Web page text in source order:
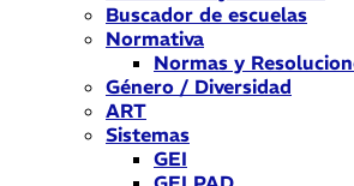
Buscador de escuelas
Normativa
Normas y
Género / Diversidad
ART
Sistemas
GEI